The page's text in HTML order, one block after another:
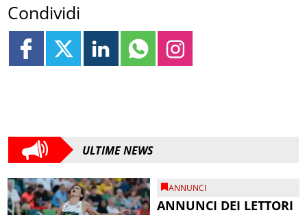
Condividi
ULTIME NEWS
ANNUNCI
ANNUNCI DEI LETTORI